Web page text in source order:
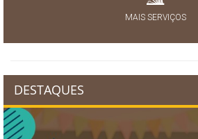
MAIS SERVIÇOS
DESTAQUES